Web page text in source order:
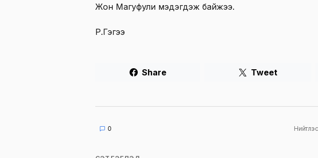
Жон Магуфули мэдэгдэж байжээ.
Р.Гэгээ
Share Tweet
0